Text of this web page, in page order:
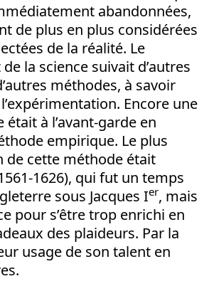
abandonnées,
de plus en plus considérées
de la réalité. Le
la science suivait d’autres
méthodes, à savoir
Encore une
était à l’avant-garde en
empirique. Le plus
de cette méthode était
1626), qui fut un temps
sous Jacques Ier, mais
pour s’être trop enrichi en
des plaideurs. Par la
usage de son talent en